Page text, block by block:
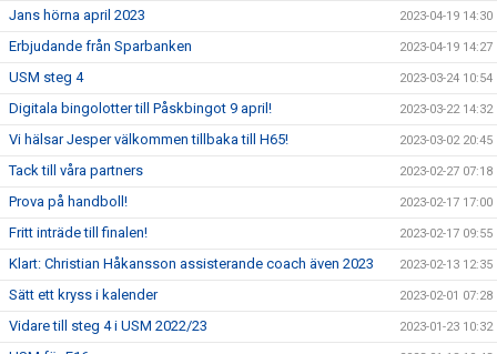
Jans hörna april 2023 2023-04-19 14:30
Erbjudande från Sparbanken 2023-04-19 14:27
USM steg 4 2023-03-24 10:54
Digitala bingolotter till Påskbingot 9 april! 2023-03-22 14:32
Vi hälsar Jesper välkommen tillbaka till H65! 2023-03-02 20:45
Tack till våra partners 2023-02-27 07:18
Prova på handboll! 2023-02-17 17:00
Fritt inträde till finalen! 2023-02-17 09:55
Klart: Christian Håkansson assisterande coach även 2023 2023-02-13 12:35
Sätt ett kryss i kalender 2023-02-01 07:28
Vidare till steg 4 i USM 2022/23 2023-01-23 10:32